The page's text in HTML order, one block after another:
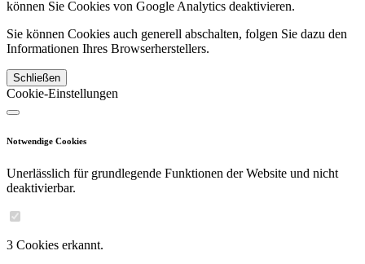
können Sie Cookies von Google Analytics deaktivieren.
Sie können Cookies auch generell abschalten, folgen Sie dazu den
Informationen Ihres Browserherstellers.
Schließen
Cookie-Einstellungen
Notwendige Cookies
Unerlässlich für grundlegende Funktionen der Website und nicht
deaktivierbar.
3 Cookies erkannt.